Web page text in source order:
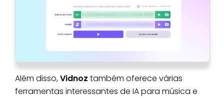
Além disso,Vidnoz também oferece várias
ferramentas interessantes de IA para música e